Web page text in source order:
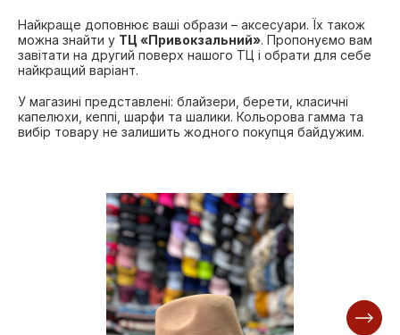
Найкраще доповнює ваші образи – аксесуари. Їх також
можна знайти у ТЦ «Привокзальний». Пропонуємо вам
завітати на другий поверх нашого ТЦ і обрати для себе
найкращий варіант.
У магазині представлені: блайзери, берети, класичні
капелюхи, кеппі, шарфи та шалики. Кольорова гамма та
вибір товару не залишить жодного покупця байдужим.